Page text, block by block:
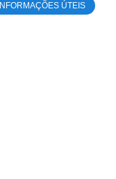
INFORMAÇÕES ÚTEIS